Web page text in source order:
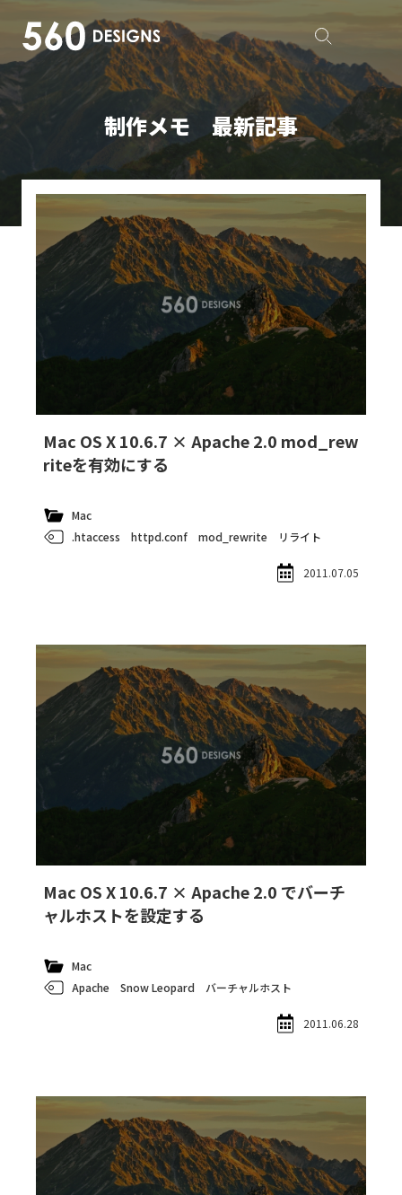
制作メモ 最新記事
Mac OS X 10.6.7 × Apache 2.0 mod_rew
riteを有効にする
Mac
.htaccess
httpd.conf mod_rewrite リライト
2011.07.05
Mac OS X 10.6.7 × Apache 2.0 でバーチ
ャルホストを設定する
Mac
Apache
Snow Leopard バーチャルホスト
2011.06.28